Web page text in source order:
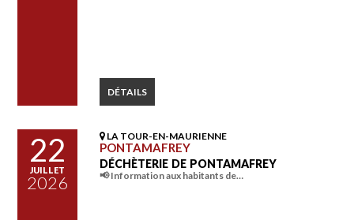
DÉTAILS
22
JUILLET
2026
LA TOUR-EN-MAURIENNE
PONTAMAFREY
DÉCHÈTERIE DE PONTAMAFREY
📢 Information aux habitants de…